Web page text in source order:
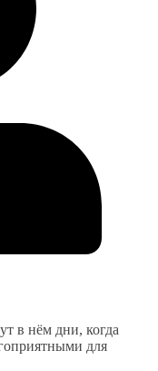
в нём дни, когда
для